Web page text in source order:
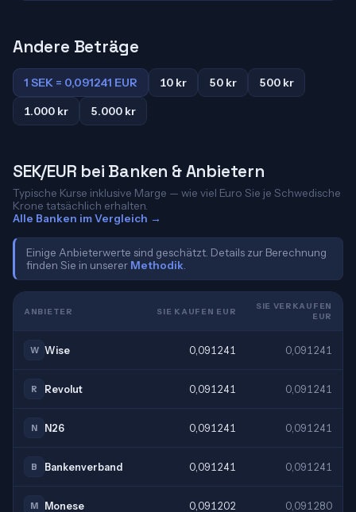
Andere Beträge
1 SEK = 0,091241 EUR 10 kr 50 kr
500 kr
1.000 kr
5.000 kr
SEK/EUR bei Banken & Anbietern
Typische Kurse inklusive Marge — wie viel Euro Sie je Schwedische
Krone tatsächlich erhalten.
Alle Banken im Vergleich →
Einige Anbieterwerte sind geschätzt. Details zur Berechnung
finden Sie in unserer Methodik
ANBIETER SIE KAUFEN EUR
SIE VERKAUFEN
EUR
W Wise 0,091241 0,091241
R Revolut 0,091241 0,091241
N N26 0,091241 0,091241
B Bankenverband 0,091241 0,091241
M Monese 0,091202 0,091280